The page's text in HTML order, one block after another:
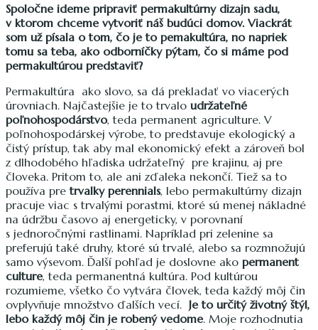
Spoločne ideme pripraviť permakultúrny dizajn sadu,
v ktorom chceme vytvoriť náš budúci domov. Viackrát
som už písala o tom, čo je to pemakultúra, no napriek
tomu sa teba, ako odborníčky pýtam, čo si máme pod
permakultúrou predstaviť?
Permakultúra ako slovo, sa dá prekladať vo viacerých
úrovniach. Najčastejšie je to trvalo udržateľné
poľnohospodárstvo, teda permanent agriculture. V
poľnohospodárskej výrobe, to predstavuje ekologický a
čistý prístup, tak aby mal ekonomický efekt a zároveň bol
z dlhodobého hľadiska udržateľný pre krajinu, aj pre
človeka. Pritom to, ale ani zďaleka nekončí. Tiež sa to
používa pretrvalky perennials, lebo permakultúrny dizajn
pracuje viac s trvalými porastmi, ktoré sú menej nákladné
na údržbu časovo aj energeticky, v porovnaní
s jednoročnými rastlinami. Napríklad pri zelenine sa
preferujú také druhy, ktoré sú trvalé, alebo sa rozmnožujú
samo výsevom. Ďalší pohľad je doslovne ako permanent
culture, teda permanentná kultúra. Pod kultúrou
rozumieme, všetko čo vytvára človek, teda každý môj čin
ovplyvňuje množstvo ďalších vecí. Je to určitý životný štýl,
lebo každý môj čin je robený vedome. Moje rozhodnutia